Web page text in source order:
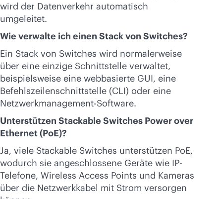
wird der Datenverkehr automatisch
umgeleitet.
Wie verwalte ich einen Stack von Switches?
Ein Stack von Switches wird normalerweise
über eine einzige Schnittstelle verwaltet,
beispielsweise eine webbasierte GUI, eine
Befehlszeilenschnittstelle (CLI) oder eine
Netzwerkmanagement-Software.
Unterstützen Stackable Switches Power over
Ethernet (PoE)?
Ja, viele Stackable Switches unterstützen PoE,
wodurch sie angeschlossene Geräte wie IP-
Telefone, Wireless Access Points und Kameras
über die Netzwerkkabel mit Strom versorgen